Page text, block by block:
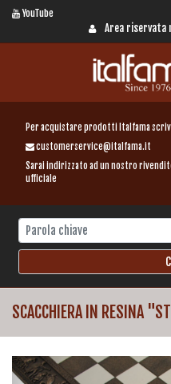
YouTube
Area
Per acquistare prodotti Italfama
customerservice@italfama.it
Sarai indirizzato ad un nostro
ufficiale
SCACCHIERA IN RESINA